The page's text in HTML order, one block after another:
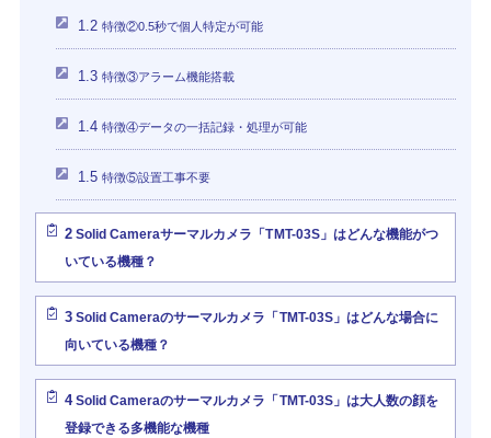
1.2 特徴②0.5秒で個人特定が可能
1.3 特徴③アラーム機能搭載
1.4 特徴④データの一括記録・処理が可能
1.5 特徴⑤設置工事不要
2Solid Cameraサーマルカメラ「TMT-03S」はどんな機能がつ
いている機種？
3Solid Cameraのサーマルカメラ「TMT-03S」はどんな場合に
向いている機種？
4Solid Cameraのサーマルカメラ「TMT-03S」は大人数の顔を
登録できる多機能な機種